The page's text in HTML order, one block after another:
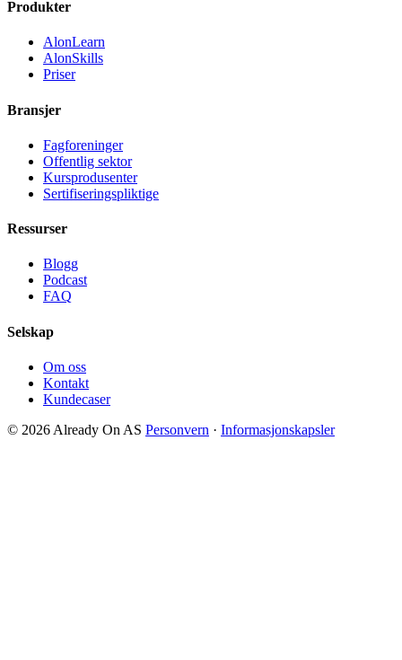
Produkter
AlonLearn
AlonSkills
Priser
Bransjer
Fagforeninger
Offentlig sektor
Kursprodusenter
Sertifiseringspliktige
Ressurser
Blogg
Podcast
FAQ
Selskap
Om oss
Kontakt
Kundecaser
© 2026 Already On AS Personvern · Informasjonskapsler